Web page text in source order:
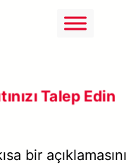
Talep Edin
bir açıklamasını